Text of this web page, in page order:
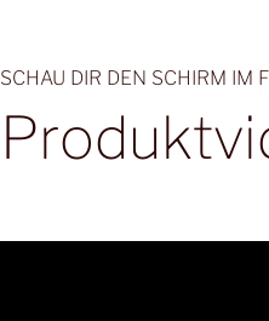
SCHAU DIR DEN SCHIRM IM